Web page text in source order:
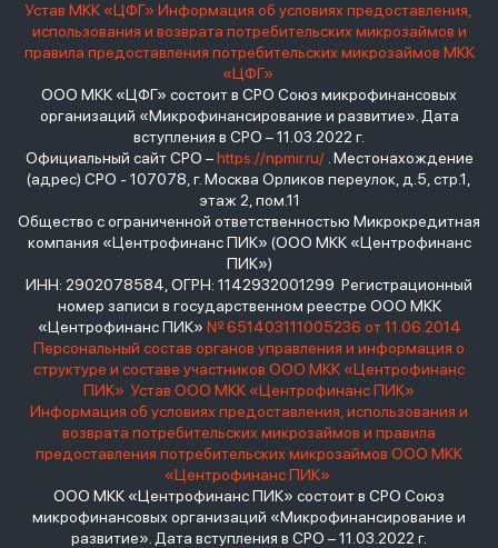
Устав МКК «ЦФГ» Информация об условиях предоставления,
использования и возврата потребительских микрозаймов и
правила предоставления потребительских микрозаймов МКК
«ЦФГ»
ООО МКК «ЦФГ» состоит в СРО Союз микрофинансовых
организаций «Микрофинансирование и развитие». Дата
вступления в СРО – 11.03.2022 г.
Официальный сайт СРО –https://npmir.ru/. Местонахождение
(адрес) СРО - 107078, г. Москва Орликов переулок, д.5, стр.1,
этаж 2, пом.11
Общество с ограниченной ответственностью Микрокредитная
компания «Центрофинанс ПИК» (ООО МКК «Центрофинанс
ПИК»)
ИНН: 2902078584, ОГРН: 1142932001299 Регистрационный
номер записи в государственном реестре ООО МКК
«Центрофинанс ПИК» № 651403111005236 от 11.06.2014
Персональный состав органов управления и информация о
структуре и составе участников ООО МКК «Центрофинанс
ПИК» Устав ООО МКК «Центрофинанс ПИК»
Информация об условиях предоставления, использования и
возврата потребительских микрозаймов и правила
предоставления потребительских микрозаймов ООО МКК
«Центрофинанс ПИК»
ООО МКК «Центрофинанс ПИК» состоит в СРО Союз
микрофинансовых организаций «Микрофинансирование и
развитие». Дата вступления в СРО – 11.03.2022 г.